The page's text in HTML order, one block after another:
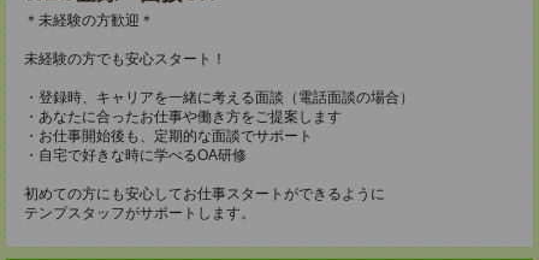
＊未経験の方歓迎＊
未経験の方でも安心スタート！
・登録時、キャリアを一緒に考える面談（電話面談の場合）
・あなたに合ったお仕事や働き方をご提案します
・お仕事開始後も、定期的な面談でサポート
・自宅で好きな時に学べるOA研修
初めての方にも安心してお仕事スタートができるように
テンプスタッフがサポートします。